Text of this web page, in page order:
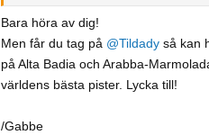
Bara höra av dig!
Men får du tag på @Tildady så kan
på Alta Badia och Arabba-
världens bästa pister. Lycka till!
/Gabbe